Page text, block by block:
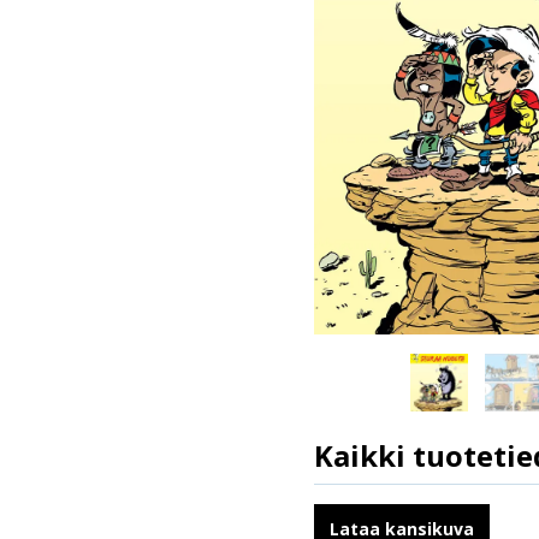
Kaikki
ISBN
Kirjoittajat
Lataa kansikuva